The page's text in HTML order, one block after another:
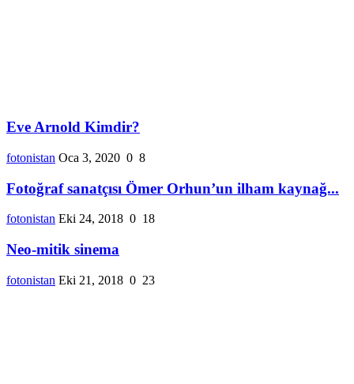
Eve Arnold Kimdir?
fotonistan Oca 3, 2020 0 8
Fotoğraf sanatçısı Ömer Orhun’un ilham kaynağ...
fotonistan Eki 24, 2018 0 18
Neo-mitik sinema
fotonistan Eki 21, 2018 0 23